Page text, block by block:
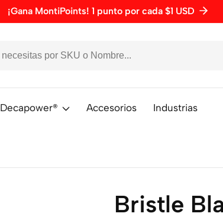
¡Gana MontiPoints! 1 punto por cada $1 USD
Decapower® Accesorios Industrias
Bristle